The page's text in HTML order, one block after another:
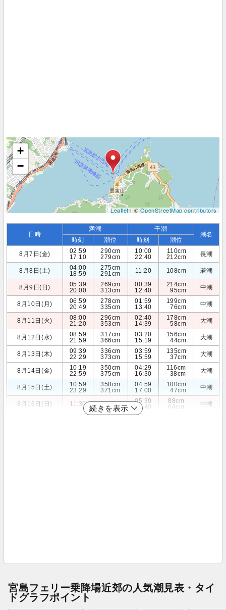
+
−
Leaflet| ©OpenStreetMap contributors
日時
満潮 干潮
潮名
時刻 潮位 時刻
潮位
8月7日(金)
02:59
17:10
290cm
279cm
10:00
22:40
110cm
212cm
長潮
8月8日(土)
04:00
18:59
275cm
291cm
11:20 108cm 若潮
8月9日(日)
05:39
20:00
269cm
313cm
00:39
12:40
214cm
95cm
中潮
8月10日(月)
06:59
20:49
278cm
335cm
01:59
13:40
199cm
76cm
中潮
8月11日(火)
08:00
21:20
296cm
353cm
02:40
14:39
178cm
58cm
大潮
8月12日(水)
08:59
21:59
317cm
366cm
03:20
15:19
156cm
44cm
大潮
8月13日(木)
09:39
22:29
336cm
373cm
03:59
15:59
135cm
37cm
大潮
8月14日(金)
10:19
22:59
350cm
375cm
04:29
16:30
116cm
38cm
大潮
8月15日(土)
10:59
23:29
358cm
371cm
04:59
17:00
100cm
47cm
中潮
8月16日(日) 11:30 358cm
05:30
17:40
88cm
64cm
中潮
続きを表示
宮島フェリー乗降場近郊の人気潮見表・タイ
ドグラフポイント